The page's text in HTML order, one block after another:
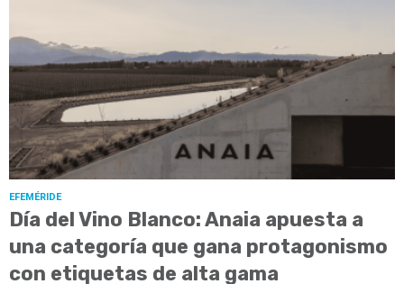
EFEMÉRIDE
Día del Vino Blanco: Anaia apuesta a
una categoría que gana protagonismo
con etiquetas de alta gama